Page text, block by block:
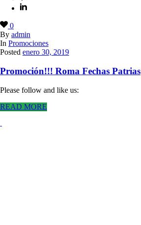
0
By admin
In Promociones
Posted enero 30, 2019
Promoción!!! Roma Fechas Patrias
Please follow and like us:
READ MORE